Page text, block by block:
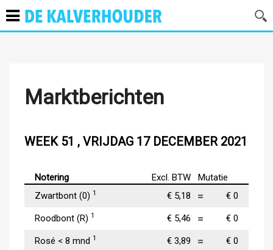
Marktberichten
WEEK 51 , VRIJDAG 17 DECEMBER 2021
Notering Excl. BTW
Mutatie
Zwartbont (0) 1 € 5,18 € 0
Roodbont (R) 1 € 5,46 € 0
Rosé < 8 mnd 1 € 3,89 € 0